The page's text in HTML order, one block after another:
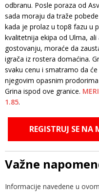
odbranu. Posle poraza od
sada moraju da traže
kada je prolaz u top8 fazu u
kvalitetnija ekipa od Ulma,
gostovanju, moraće da
igrača iz rostera domaćina.
svaku cenu i smatramo da
njegovim opasnim
Grina ispod ove granice.
1.85.
REGISTRUJ SE
Važne
Informacije navedene u